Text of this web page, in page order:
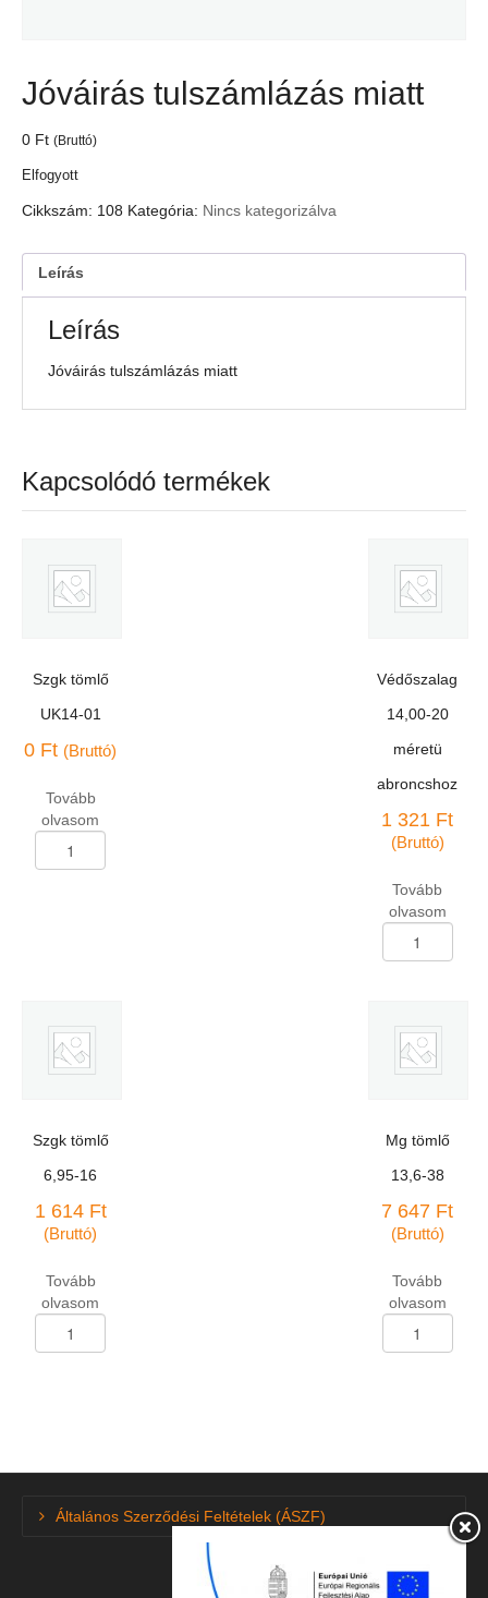
Jóváirás tulszámlázás miatt
0 Ft (Bruttó)
Elfogyott
Cikkszám: 108 Kategória: Nincs kategorizálva
Leírás
Leírás
Jóváirás tulszámlázás miatt
Kapcsolódó termékek
Szgk tömlő
UK14-01
0 Ft (Bruttó)
Tovább
olvasom
Védőszalag
14,00-20
méretü
abroncshoz
1 321 Ft
(Bruttó)
Tovább
olvasom
mennyiség
Szgk tömlő
6,95-16
1 614 Ft
(Bruttó)
Tovább
olvasom
tömlő
Mg tömlő
13,6-38
7 647 Ft
(Bruttó)
Tovább
olvasom
tömlő
Általános Szerződési Feltételek (ÁSZF)